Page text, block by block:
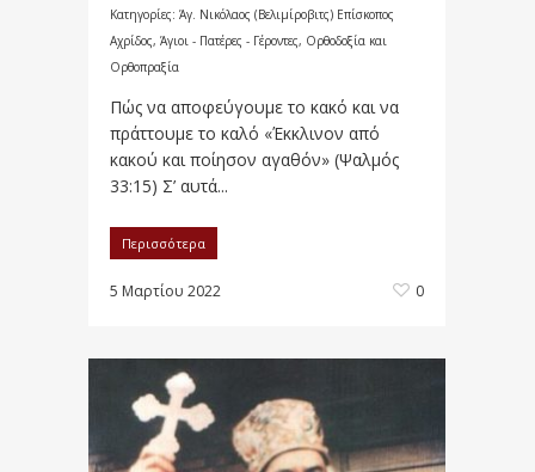
Κατηγορίες: Άγ. Νικόλαος (Βελιμίροβιτς) Επίσκοπος
Αχρίδος, Άγιοι - Πατέρες - Γέροντες, Ορθοδοξία και
Ορθοπραξία
Πώς να αποφεύγουμε το κακό και να
πράττουμε το καλό «Έκκλινον από
κακού και ποίησον αγαθόν» (Ψαλμός
33:15) Σ’ αυτά...
Περισσότερα
5 Μαρτίου 2022 0